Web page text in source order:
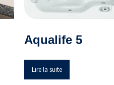
Aqualife 5
Lire la suite